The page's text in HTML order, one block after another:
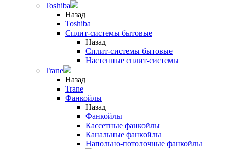
Toshiba
Назад
Toshiba
Сплит-системы бытовые
Назад
Сплит-системы бытовые
Настенные сплит-системы
Trane
Назад
Trane
Фанкойлы
Назад
Фанкойлы
Кассетные фанкойлы
Канальные фанкойлы
Напольно-потолочные фанкойлы